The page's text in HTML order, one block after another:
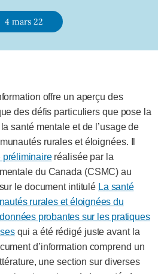
4 mars 22
offre un aperçu des
des défis particuliers que pose la
santé mentale et de l’usage de
rurales et éloignées. Il
préliminaireréalisée par la
du Canada (CSMC) au
le document intitulé La santé
rurales et éloignées du
probantes sur les pratiques
qui a été rédigé juste avant la
d’information comprend un
une section sur diverses